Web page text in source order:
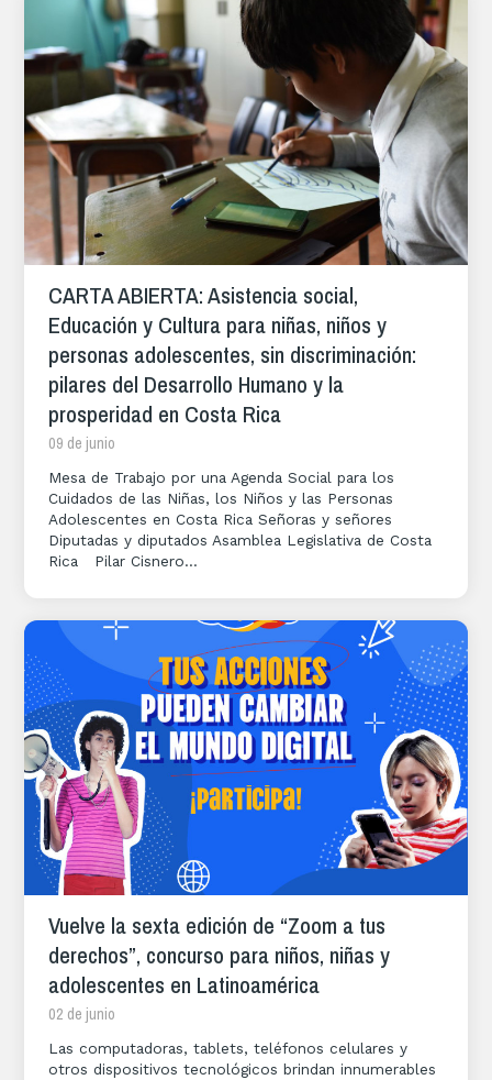
CARTA ABIERTA: Asistencia social,
Educación y Cultura para niñas, niños y
personas adolescentes, sin discriminación:
pilares del Desarrollo Humano y la
prosperidad en Costa Rica
09 de junio
Mesa de Trabajo por una Agenda Social para los
Cuidados de las Niñas, los Niños y las Personas
Adolescentes en Costa Rica Señoras y señores
Diputadas y diputados Asamblea Legislativa de Costa
Rica Pilar Cisnero...
Vuelve la sexta edición de “Zoom a tus
derechos”, concurso para niños, niñas y
adolescentes en Latinoamérica
02 de junio
Las computadoras, tablets, teléfonos celulares y
otros dispositivos tecnológicos brindan innumerables